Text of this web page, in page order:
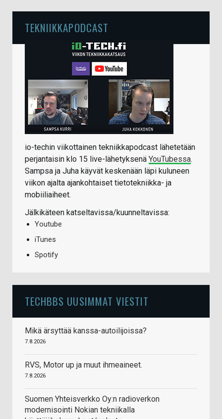
TEKNIIKKAPODCAST
io-techin viikottainen tekniikkapodcast lähetetään
perjantaisin klo 15 live-lähetyksenä YouTubessa.
Sampsa ja Juha käyvät keskenään läpi kuluneen
viikon ajalta ajankohtaiset tietotekniikka- ja
mobiiliaiheet.
Jälkikäteen katseltavissa/kuunneltavissa:
Youtube
iTunes
Spotify
TECHBBS UUSIMMAT VIESTIT
Mikä ärsyttää kanssa-autoilijoissa?
7.8.2026
RVS, Motor up ja muut ihmeaineet.
7.8.2026
Suomen Yhteisverkko Oy:n radioverkon
modernisointi Nokian tekniikalla